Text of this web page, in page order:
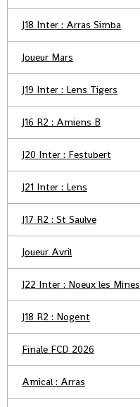
J18 Inter : Arras Simba
Joueur Mars
J19 Inter : Lens Tigers
J16 R2 : Amiens B
J20 Inter : Festubert
J21 Inter : Lens
J17 R2 : St Saulve
Joueur Avril
J22 Inter : Noeux les Mines
J18 R2 : Nogent
Finale FCD 2026
Amical : Arras